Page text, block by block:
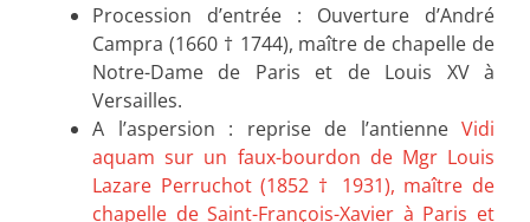
Procession d’entrée : Ouverture d’André
Campra (1660 † 1744), maître de chapelle de
Notre-Dame de Paris et de Louis XV à
Versailles.
A l’aspersion : reprise de l’antienne Vidi
aquam sur un faux-bourdon de Mgr Louis
Lazare Perruchot (1852 † 1931), maître de
chapelle de Saint-François-Xavier à Paris et